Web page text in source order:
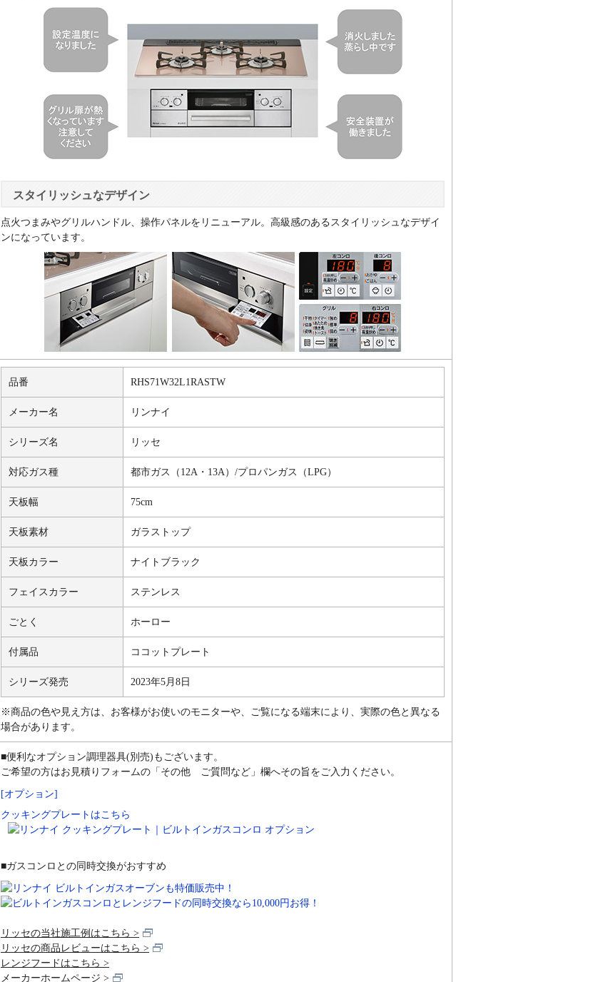
スタイリッシュなデザイン
点火つまみやグリルハンドル、操作パネルをリニューアル。高級感のあるスタイリッシュなデザイ
ンになっています。
品番 RHS71W32L1RASTW
メーカー名 リンナイ
シリーズ名 リッセ
対応ガス種 都市ガス（12A・13A）/プロパンガス（LPG）
天板幅 75cm
天板素材 ガラストップ
天板カラー ナイトブラック
フェイスカラー ステンレス
ごとく ホーロー
付属品 ココットプレート
シリーズ発売 2023年5月8日
※商品の色や見え方は、お客様がお使いのモニターや、ご覧になる端末により、実際の色と異なる
場合があります。
■便利なオプション調理器具(別売)もございます。
ご希望の方はお見積りフォームの「その他 ご質問など」欄へその旨をご入力ください。
[オプション]
クッキングプレートはこちら
■ガスコンロとの同時交換がおすすめ
リッセの当社施工例はこちら >
リッセの商品レビューはこちら >
レンジフードはこちら >
メーカーホームページ >